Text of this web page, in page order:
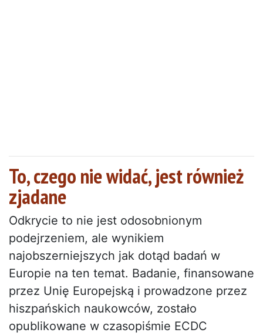
To, czego nie widać, jest również
zjadane
Odkrycie to nie jest odosobnionym
podejrzeniem, ale wynikiem
najobszerniejszych jak dotąd badań w
Europie na ten temat. Badanie, finansowane
przez Unię Europejską i prowadzone przez
hiszpańskich naukowców, zostało
opublikowane w czasopiśmie ECDC